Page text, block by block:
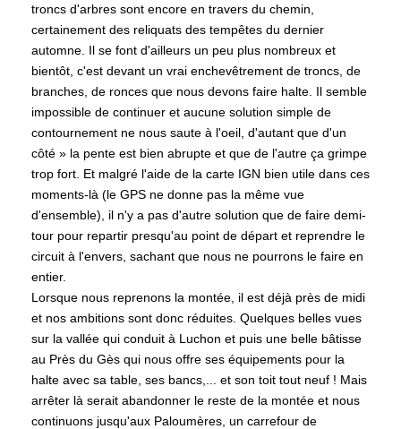
troncs d'arbres sont encore en travers du chemin,
certainement des reliquats des tempêtes du dernier
automne. Il se font d'ailleurs un peu plus nombreux et
bientôt, c'est devant un vrai enchevêtrement de troncs, de
branches, de ronces que nous devons faire halte. Il semble
impossible de continuer et aucune solution simple de
contournement ne nous saute à l'oeil, d'autant que d'un
côté » la pente est bien abrupte et que de l'autre ça grimpe
trop fort. Et malgré l'aide de la carte IGN bien utile dans ces
moments-là (le GPS ne donne pas la même vue
d'ensemble), il n'y a pas d'autre solution que de faire demi-
tour pour repartir presqu'au point de départ et reprendre le
circuit à l'envers, sachant que nous ne pourrons le faire en
entier.
Lorsque nous reprenons la montée, il est déjà près de midi
et nos ambitions sont donc réduites. Quelques belles vues
sur la vallée qui conduit à Luchon et puis une belle bâtisse
au Près du Gès qui nous offre ses équipements pour la
halte avec sa table, ses bancs,... et son toit tout neuf ! Mais
arrêter là serait abandonner le reste de la montée et nous
continuons jusqu'aux Paloumères, un carrefour de